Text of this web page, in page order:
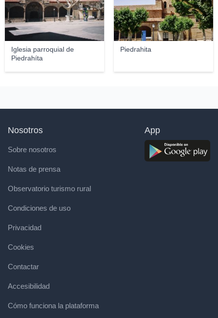
Iglesia parroquial de
Piedrahíta
Piedrahita
Nosotros
Sobre nosotros
Notas de prensa
Observatorio turismo rural
Condiciones de uso
Privacidad
Cookies
Contactar
Accesibilidad
Cómo funciona la plataforma
App